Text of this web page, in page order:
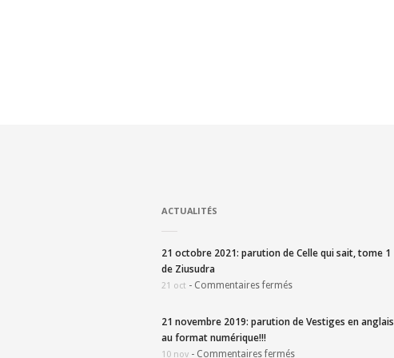
ACTUALITÉS
21 octobre 2021: parution de Celle qui sait, tome 1
de Ziusudra
21 oct - Commentaires fermés
21 novembre 2019: parution de Vestiges en anglais
au format numérique!!!
10 nov - Commentaires fermés